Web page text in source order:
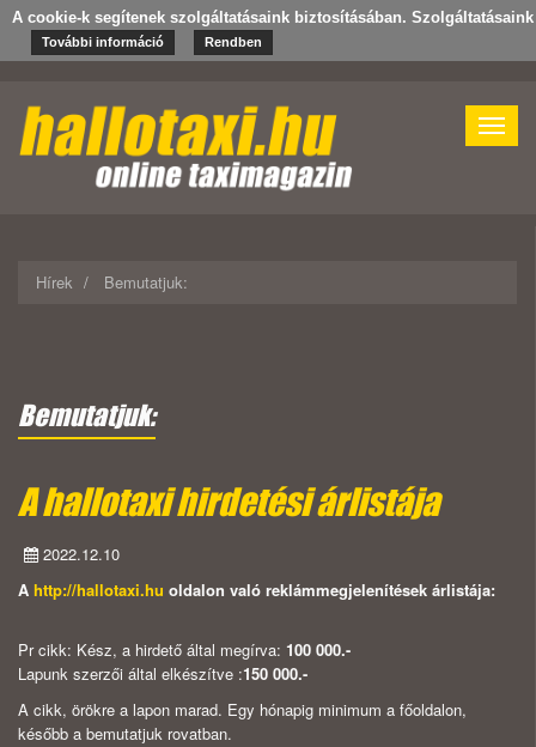
A cookie-k segítenek szolgáltatásaink biztosításában.
További információ Rendben
Toggle
Hírek Bemutatjuk:
Bemutatjuk:
A hallotaxi hirdetési árlistája
2022.12.10
A http://hallotaxi.hu oldalon való reklámmegjelenítések árlistája:
Pr cikk: Kész, a hirdető által megírva: 100 000.-
Lapunk szerzői által elkészítve :150 000.-
A cikk, örökre a lapon marad. Egy hónapig minimum a főoldalon,
később a bemutatjuk rovatban.